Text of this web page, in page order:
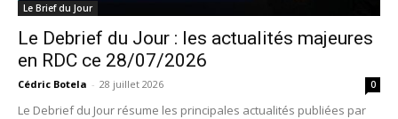
Le Brief du Jour
Le Debrief du Jour : les actualités majeures
en RDC ce 28/07/2026
Cédric Botela - 28 juillet 2026 0
Le Debrief du Jour résume les principales actualités publiées par